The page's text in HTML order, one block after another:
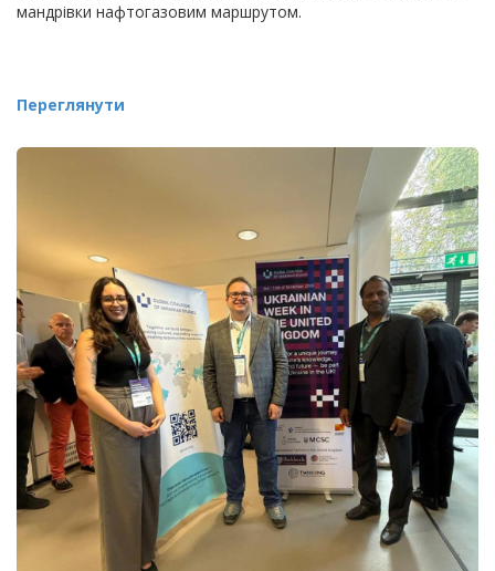
мандрівки нафтогазовим маршрутом.
Переглянути